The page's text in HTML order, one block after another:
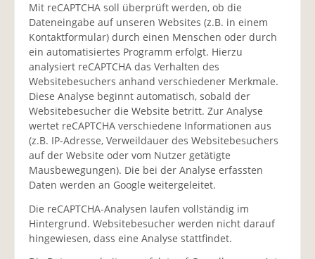
Mit reCAPTCHA soll überprüft werden, ob die
Dateneingabe auf unseren Websites (z.B. in einem
Kontaktformular) durch einen Menschen oder durch
ein automatisiertes Programm erfolgt. Hierzu
analysiert reCAPTCHA das Verhalten des
Websitebesuchers anhand verschiedener Merkmale.
Diese Analyse beginnt automatisch, sobald der
Websitebesucher die Website betritt. Zur Analyse
wertet reCAPTCHA verschiedene Informationen aus
(z.B. IP-Adresse, Verweildauer des Websitebesuchers
auf der Website oder vom Nutzer getätigte
Mausbewegungen). Die bei der Analyse erfassten
Daten werden an Google weitergeleitet.
Die reCAPTCHA-Analysen laufen vollständig im
Hintergrund. Websitebesucher werden nicht darauf
hingewiesen, dass eine Analyse stattfindet.